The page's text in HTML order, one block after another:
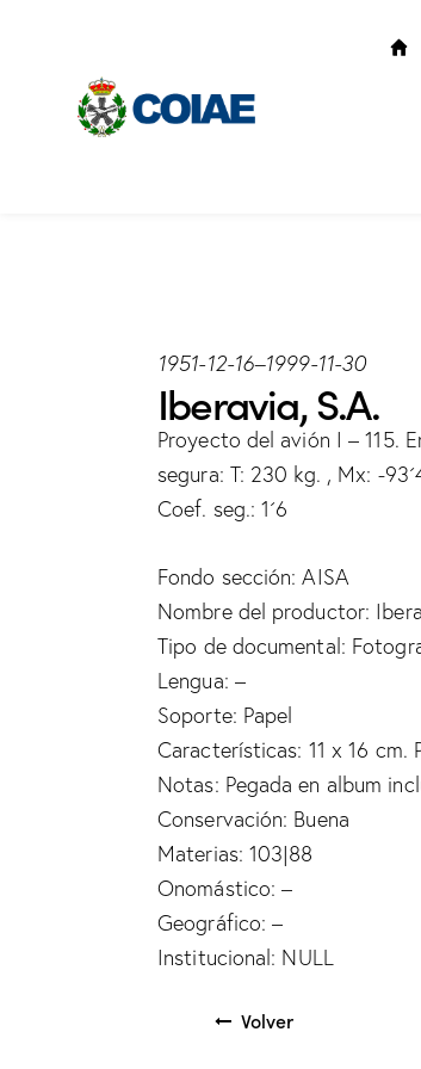
1951-12-16–1999-11-30
Iberavia, S.A.
Proyecto del avión I – 115.
segura: T: 230 kg. , Mx: -
Coef. seg.: 1´6
Fondo sección: AISA
Nombre del productor:
Tipo de documental:
Lengua: –
Soporte: Papel
Características: 11 x 16 cm.
Notas: Pegada en album
Conservación: Buena
Materias: 103|88
Onomástico: –
Geográfico: –
Institucional: NULL
Volver